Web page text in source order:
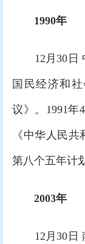
1990年
12月30日
国民经济和
议》。1991年
《中华人民
第八个五年计
2003年
12月30日